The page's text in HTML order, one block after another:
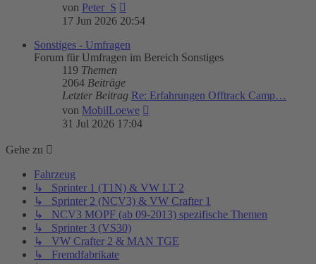
von Peter_S
Beitrag
17 Jun 2026 20:54
Sonstiges - Umfragen
Forum für Umfragen im Bereich Sonstiges
119 Themen
2064 Beiträge
Letzter Beitrag Re: Erfahrungen Offtrack Camp…
von MobilLoewe
31 Jul 2026 17:04
Gehe zu
Fahrzeug
↳ Sprinter 1 (T1N) & VW LT 2
↳ Sprinter 2 (NCV3) & VW Crafter 1
↳ NCV3 MOPF (ab 09-2013) spezifische Themen
↳ Sprinter 3 (VS30)
↳ VW Crafter 2 & MAN TGE
↳ Fremdfabrikate